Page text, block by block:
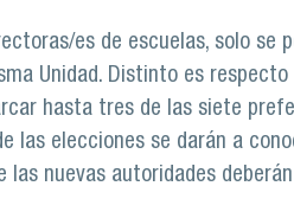
es de escuelas, solo se
Unidad. Distinto es
hasta tres de las siete
las elecciones se darán a
las nuevas autoridades